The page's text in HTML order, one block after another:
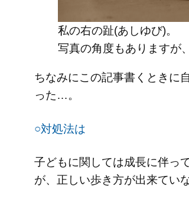
私の右の趾(あしゆび)。
写真の角度もありますが
ちなみにこの記事書くときに
った…。
○対処法は
子どもに関しては成長に伴っ
が、正しい歩き方が出来てい